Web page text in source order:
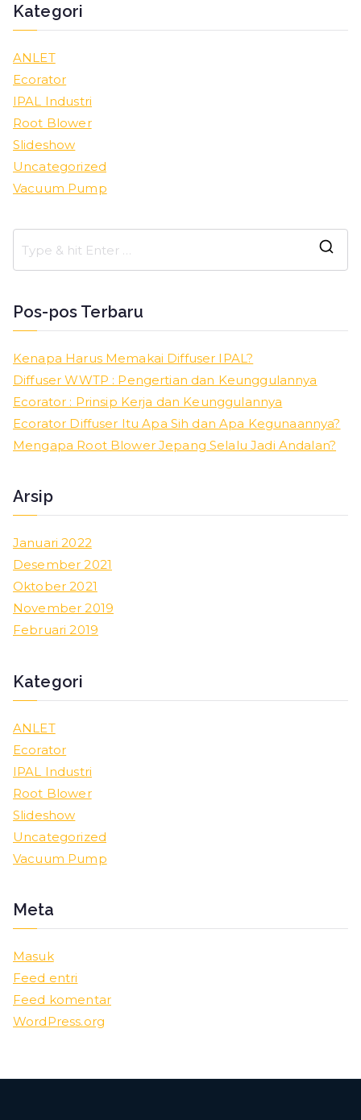
Kategori
ANLET
Ecorator
IPAL Industri
Root Blower
Slideshow
Uncategorized
Vacuum Pump
Pos-pos Terbaru
Kenapa Harus Memakai Diffuser IPAL?
Diffuser WWTP : Pengertian dan Keunggulannya
Ecorator : Prinsip Kerja dan Keunggulannya
Ecorator Diffuser Itu Apa Sih dan Apa Kegunaannya?
Mengapa Root Blower Jepang Selalu Jadi Andalan?
Arsip
Januari 2022
Desember 2021
Oktober 2021
November 2019
Februari 2019
Kategori
ANLET
Ecorator
IPAL Industri
Root Blower
Slideshow
Uncategorized
Vacuum Pump
Meta
Masuk
Feed entri
Feed komentar
WordPress.org